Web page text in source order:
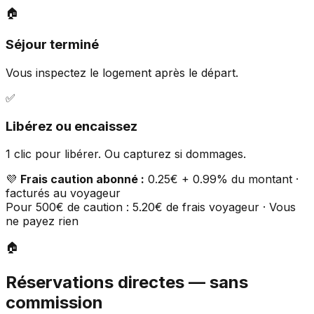
🏠
Séjour terminé
Vous inspectez le logement après le départ.
✅
Libérez ou encaissez
1 clic pour libérer. Ou capturez si dommages.
💜 Frais caution abonné : 0.25€ + 0.99% du montant ·
facturés au voyageur
Pour 500€ de caution : 5.20€ de frais voyageur · Vous
ne payez rien
🏠
Réservations directes — sans
commission